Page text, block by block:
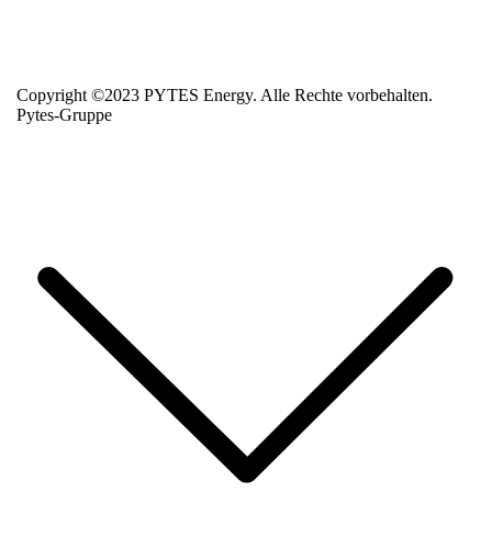
Copyright ©2023 PYTES Energy. Alle Rechte vorbehalten.
Pytes-Gruppe